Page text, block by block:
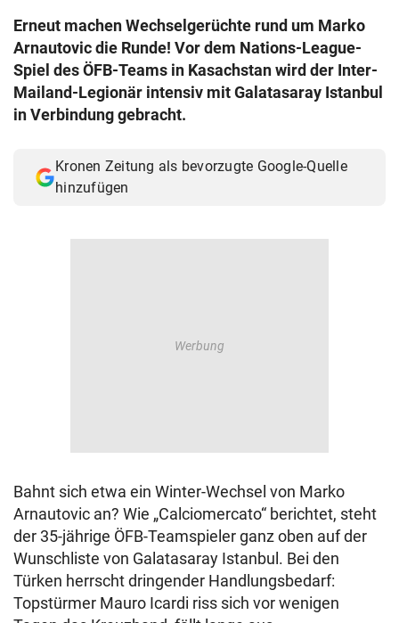
Erneut machen Wechselgerüchte rund um Marko
Arnautovic die Runde! Vor dem Nations-League-
Spiel des ÖFB-Teams in Kasachstan wird der Inter-
Mailand-Legionär intensiv mit Galatasaray Istanbul
in Verbindung gebracht.
Kronen Zeitung als bevorzugte Google-Quelle
hinzufügen
Bahnt sich etwa ein Winter-Wechsel von Marko
Arnautovic an? Wie „Calciomercato“ berichtet, steht
der 35-jährige ÖFB-Teamspieler ganz oben auf der
Wunschliste von Galatasaray Istanbul. Bei den
Türken herrscht dringender Handlungsbedarf:
Topstürmer Mauro Icardi riss sich vor wenigen